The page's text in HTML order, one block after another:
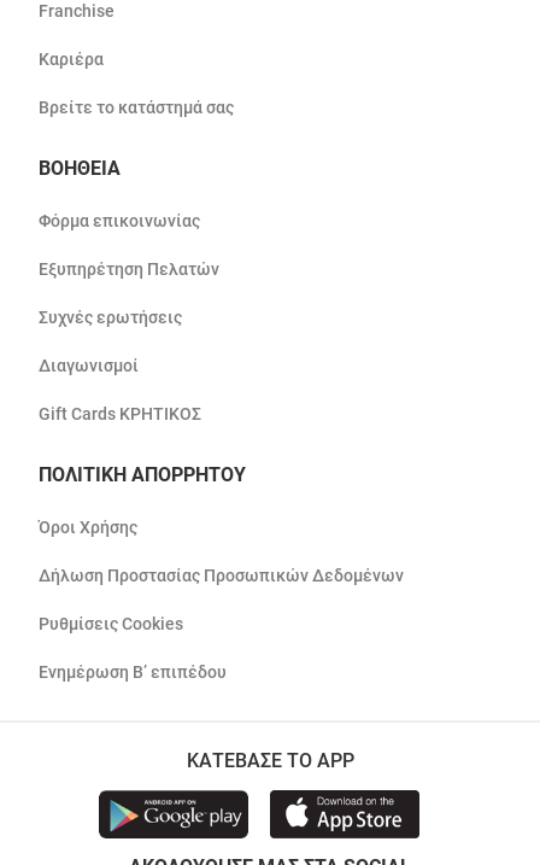
Franchise
Καριέρα
Βρείτε το κατάστημά σας
ΒΟΗΘΕΙΑ
Φόρμα επικοινωνίας
Εξυπηρέτηση Πελατών
Συχνές ερωτήσεις
Διαγωνισμοί
Gift Cards ΚΡΗΤΙΚΟΣ
ΠΟΛΙΤΙΚΗ ΑΠΟΡΡΗΤΟΥ
Όροι Χρήσης
Δήλωση Προστασίας Προσωπικών Δεδομένων
Ρυθμίσεις Cookies
Ενημέρωση Β’ επιπέδου
ΚΑΤΕΒΑΣΕ ΤΟ APP